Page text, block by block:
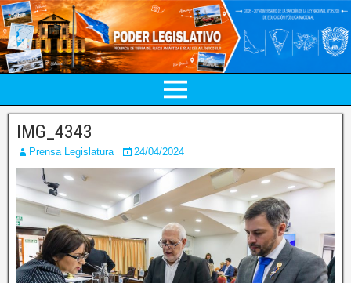
IMG_4343
Prensa Legislatura 24/04/2024